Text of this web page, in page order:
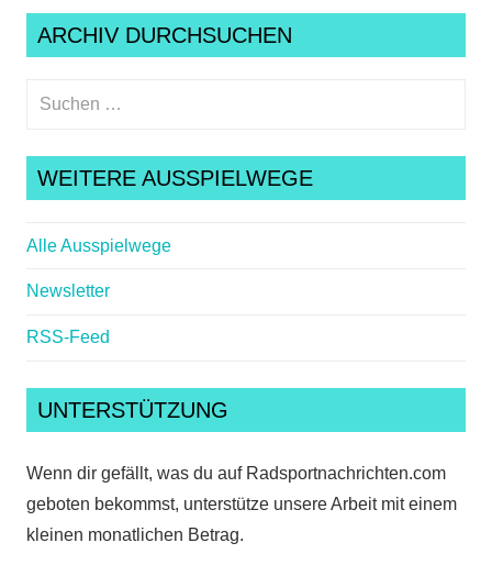
ARCHIV DURCHSUCHEN
Suchen
WEITERE AUSSPIELWEGE
Alle Ausspielwege
Newsletter
RSS-Feed
UNTERSTÜTZUNG
Wenn dir gefällt, was du auf Radsportnachrichten.com
geboten bekommst, unterstütze unsere Arbeit mit einem
kleinen monatlichen Betrag.